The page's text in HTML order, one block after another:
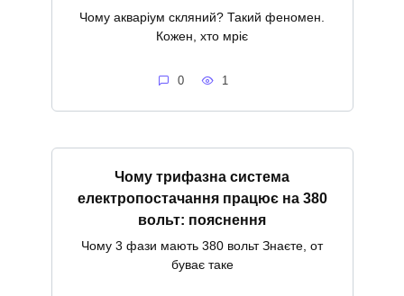
Чому акваріум скляний? Такий феномен.
Кожен, хто мріє
0 1
Чому трифазна система
електропостачання працює на 380
вольт: пояснення
Чому 3 фази мають 380 вольт Знаєте, от
буває таке